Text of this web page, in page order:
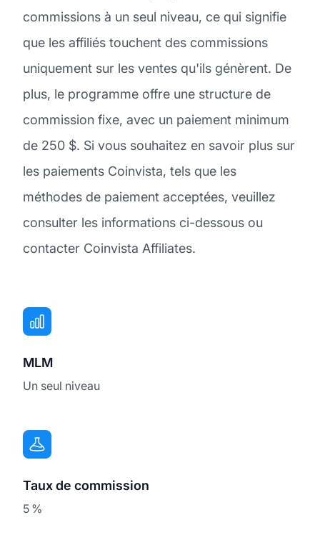
commissions à un seul niveau, ce qui signifie
que les affiliés touchent des commissions
uniquement sur les ventes qu'ils génèrent. De
plus, le programme offre une structure de
commission fixe, avec un paiement minimum
de 250 $. Si vous souhaitez en savoir plus sur
les paiements Coinvista, tels que les
méthodes de paiement acceptées, veuillez
consulter les informations ci-dessous ou
contacter Coinvista Affiliates.
MLM
Un seul niveau
Taux de commission
5 %